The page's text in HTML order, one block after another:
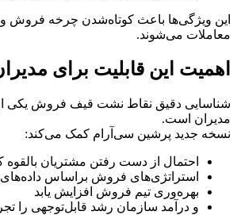
معاملات می‌شوند.
اهمیت این قابلیت برای
مدیران است.
نسخه جدید پرشین سی‌آر‌ام کمک می‌کند:
احتمال از دست رفتن مشتریان بالقوه
استراتژی‌های فروش براساس داده‌های واقعی طراحی شود
بهره‌وری تیم فروش افزایش یابد
و درآمد سازمان رشد قابل‌توجهی را تجربه کند